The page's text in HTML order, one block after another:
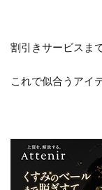
割引きサービスま
これで似合うアイ